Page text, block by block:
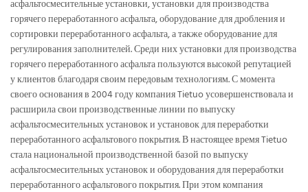
асфальтосмесительные установки, установки для производства
горячего переработанного асфальта, оборудование для дробления и
сортировки переработанного асфальта, а также оборудование для
регулирования заполнителей. Среди них установки для производства
горячего переработанного асфальта пользуются высокой репутацией
у клиентов благодаря своим передовым технологиям. С момента
своего основания в 2004 году компания Tietuo усовершенствовала и
расширила свои производственные линии по выпуску
асфальтосмесительных установок и установок для переработки
переработанного асфальтового покрытия. В настоящее время Tietuo
стала национальной производственной базой по выпуску
асфальтосмесительных установок и оборудования для переработки
переработанного асфальтового покрытия. При этом компания